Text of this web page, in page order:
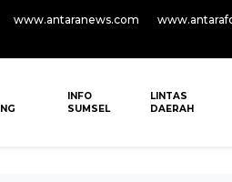
www.antaranews.com
INFO
SUMSEL
LINTAS
DAERAH